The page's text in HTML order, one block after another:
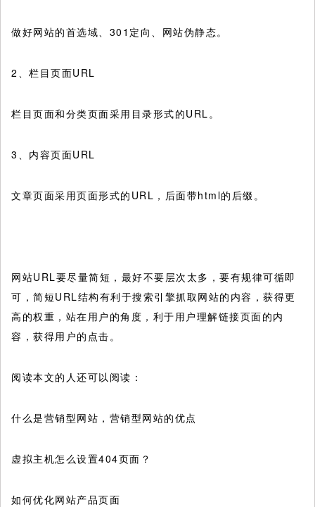
做好网站的首选域、301定向、网站伪静态。
2、栏目页面URL
栏目页面和分类页面采用目录形式的URL。
3、内容页面URL
文章页面采用页面形式的URL，后面带html的后缀。
网站URL要尽量简短，最好不要层次太多，要有规律可循即
可，简短URL结构有利于搜索引擎抓取网站的内容，获得更
高的权重，站在用户的角度，利于用户理解链接页面的内
容，获得用户的点击。
阅读本文的人还可以阅读：
什么是营销型网站，营销型网站的优点
虚拟主机怎么设置404页面？
如何优化网站产品页面